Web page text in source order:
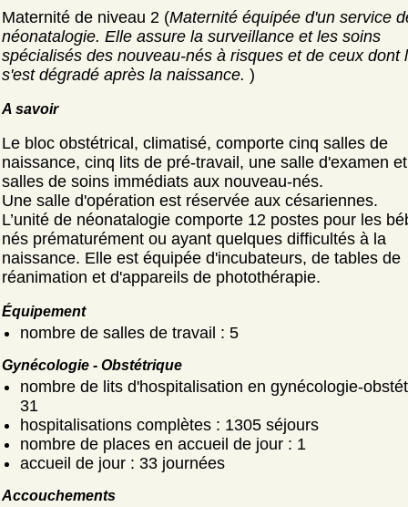
Maternité de niveau 2 (Maternité équipée d'un service
néonatalogie. Elle assure la surveillance et les soins
spécialisés des nouveau-nés à risques et de ceux dont
s'est dégradé après la naissance. )
A savoir
Le bloc obstétrical, climatisé, comporte cinq salles de
naissance, cinq lits de pré-travail, une salle d'examen
salles de soins immédiats aux nouveau-nés.
Une salle d'opération est réservée aux césariennes.
L’unité de néonatalogie comporte 12 postes pour les
nés prématurément ou ayant quelques difficultés à la
naissance. Elle est équipée d'incubateurs, de tables de
réanimation et d'appareils de photothérapie.
Équipement
nombre de salles de travail : 5
Gynécologie - Obstétrique
nombre de lits d'hospitalisation en gynécologie-
31
hospitalisations complètes : 1305 séjours
nombre de places en accueil de jour : 1
accueil de jour : 33 journées
Accouchements